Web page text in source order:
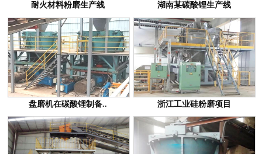
耐火材料粉磨生产线 湖南某碳酸锂生产线
盘磨机在碳酸锂制备.. 浙江工业硅粉磨项目